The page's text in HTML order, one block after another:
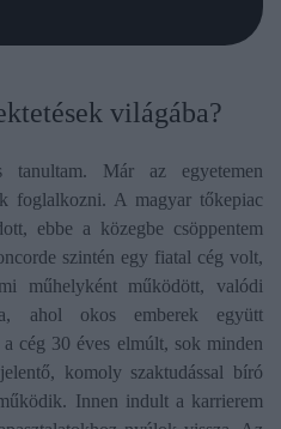
világába?
Már az egyetemen
foglalkozni. A magyar tőkepiac
ebbe a közegbe csöppentem
szintén egy fiatal cég volt,
műhelyként működött, valódi
ahol okos emberek együtt
cég 30 éves elmúlt, sok minden
komoly szaktudással bíró
Innen indult a karrierem